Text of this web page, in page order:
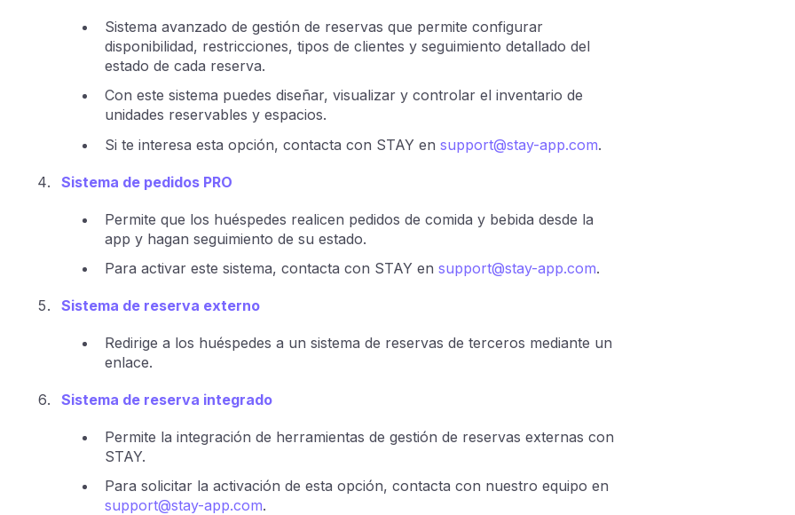
Sistema avanzado de gestión de reservas que permite configurar
disponibilidad, restricciones, tipos de clientes y seguimiento detallado del
estado de cada reserva.
Con este sistema puedes diseñar, visualizar y controlar el inventario de
unidades reservables y espacios.
Si te interesa esta opción, contacta con STAY en support@stay-app.com.
Sistema de pedidos PRO
Permite que los huéspedes realicen pedidos de comida y bebida desde la
app y hagan seguimiento de su estado.
Para activar este sistema, contacta con STAY en support@stay-app.com.
Sistema de reserva externo
Redirige a los huéspedes a un sistema de reservas de terceros mediante un
enlace.
Sistema de reserva integrado
Permite la integración de herramientas de gestión de reservas externas con
STAY.
Para solicitar la activación de esta opción, contacta con nuestro equipo en
support@stay-app.com.